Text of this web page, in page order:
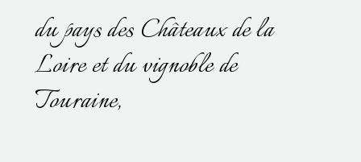
du pays des Châteaux de la
Loire et du vignoble de
Touraine,